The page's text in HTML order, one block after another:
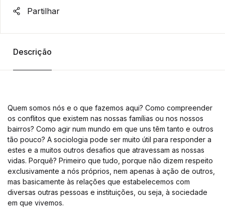
Partilhar
Descrição
Quem somos nós e o que fazemos aqui? Como compreender
os conflitos que existem nas nossas famílias ou nos nossos
bairros? Como agir num mundo em que uns têm tanto e outros
tão pouco? A sociologia pode ser muito útil para responder a
estes e a muitos outros desafios que atravessam as nossas
vidas. Porquê? Primeiro que tudo, porque não dizem respeito
exclusivamente a nós próprios, nem apenas à ação de outros,
mas basicamente às relações que estabelecemos com
diversas outras pessoas e instituições, ou seja, à sociedade
em que vivemos.